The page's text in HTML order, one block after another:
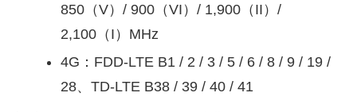
850（V）/ 900（VI）/ 1,900（II）/
2,100（I）MHz
4G：FDD-LTE B1 / 2 / 3 / 5 / 6 / 8 / 9 / 19 /
28、TD-LTE B38 / 39 / 40 / 41